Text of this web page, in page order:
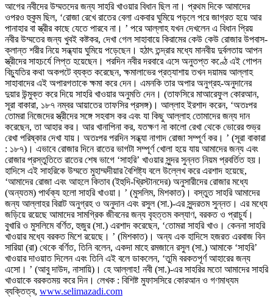
আগের নবীদের উম্মতদের জন্য সাহরি খাওয়ার বিধান ছিল না। প্রথম দিকে আমাদের
ওপরও হুকুম ছিল, ‘রোজা রেখে রাতের বেলা একবার ঘুমিয়ে পড়লে পরে জাগ্রত হয়ে আর
পানাহার বা স্ত্রীর কাছে যেতে পারবে না। ’ পরে আল্লাহ যখন দেখলেন এ বিধান প্রিয়
নবীর উম্মতের জন্য খুবই কষ্টকর, দেখা গেল সাহাবায়ে কিরামের কেউ কেউ রোজার উপবাস-
ক্লান্ত শরীর নিয়ে সন্ধ্যায় ঘুমিয়ে পড়েছেন। হঠাৎ তন্দ্রার মধ্যে মানবীয় দুর্বলতায় আপন
স্ত্রীদের সাহচর্যে লিপ্ত হয়েছেন। পরদিন নবীর দরবারে এসে অনুতপ্ত কণ্ঠে এই গোপন
বিচ্যুতির কথা অকপটে ব্যক্ত করেছেন, ক্ষমালাভের প্রত্যাশায় তখন দয়াময় আল্লাহ
সাহাবাদের এই অপারগতাকে ক্ষমা করে দেন। এমনকি তার অপার অনুগ্রহ-অনুদানের
দুয়ার উন্মুক্ত করে দিয়ে সাহরি খাওয়ার অনুমতি দেন। (তাফসিরে মাআরেফুল কোরআন,
সূরা বাকারা, ১৮৭ নম্বর আয়াতের তাফসির প্রসঙ্গ)। আল্লাহ ইরশাদ করেন, ‘অতঃপর
তোমরা নিজেদের স্ত্রীদের সঙ্গে সহবাস কর এবং যা কিছু আল্লাহ তোমাদের জন্য দান
করেছেন, তা আহার কর। আর খানাপিনা কর, যতক্ষণ না কালো রেখা থেকে ভোরের শুভ্র
রেখা পরিষ্কার দেখা যায়। অতঃপর পরদিন সন্ধ্যা নাগাদ রোজা সম্পূর্ণ কর। ’ (সূরা বাকারা
: ১৮৭)। এভাবে রোজার দিনে রাতের ভাগটা সম্পূর্ণ খোলা হয়ে যায় আমাদের জন্য এবং
রোজার প্রস্তুতিতে রাতের শেষ ভাগে ‘সাহরি’ খাওয়ার সুন্দর সুন্নত নিয়ম প্রবর্তিত হয়।
হাদিসে এই সাহরিকে উম্মতে মুহাম্মদীয়ার বৈশিষ্ট্য বলে উল্লেখ করে এরশাদ হয়েছে,
‘আমাদের রোজা এবং আহলে কিতাব (ইহুদি-খ্রিস্টানদের) অনুসারীদের রোজার মধ্যে
(অন্যতম) পার্থক্য হলো সাহরি খাওয়া। ’ (মুসলিম, মিশকাত)। বস্তুত সাহরি আমাদের
জন্য আল্লাহর বিরাট অনুগ্রহ ও অনুদান এবং রসুল (সা.)-এর সুন্দরতম সুন্নত। এর মধ্যে
জড়িয়ে রয়েছে আমাদের সামগ্রিক জীবনের জন্য বৃহত্তম কল্যাণ, বরকত ও প্রাচুর্য।
বুখারি ও মুসলিমে বর্ণিত, হুজুর (সা.) এরশাদ করেছেন, ‘তোমরা সাহরি খাও। কেননা সাহরি
খাওয়ার মধ্যে বরকত মিশে রয়েছে। ’ (মিশকাত)। অন্য এক হাদিসে হজরত এরবাজ বিন
সারিয়া (রা) থেকে বর্ণিত, তিনি বলেন, একদা মাহে রমজানে রসুল (সা.) আমাকে ‘সাহরি’
খাওয়ার দাওয়াত দিলেন এবং তিনি এই বলে ডাকলেন, ‘তুমি বরকতপূর্ণ আহারের জন্য
এসো। ’ (আবু দাউদ, নাসায়ি)। হে আল্লাহ! নবী (সা.)-এর সাহরির মতো আমাদের সাহরি
খাওয়াকে বরকতময় করে দিন। লেখক : বিশিষ্ট মুফাসসিরে কোরআন ও গণমাধ্যম
ব্যক্তিত্ব, www.selimazadi.com